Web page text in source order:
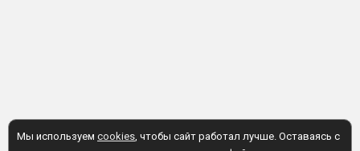
Мы используем cookies, чтобы сайт работал лучше. Оставаясь с